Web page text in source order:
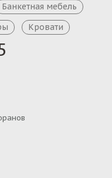
Банкетная мебель
Кровати